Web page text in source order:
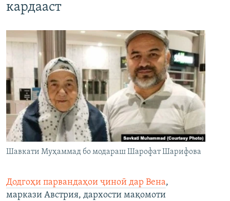
кардааст
Шавкати Муҳаммад бо модараш Шарофат Шарифова
Додгоҳи парвандаҳои ҷиноӣ дар Вена,
маркази Австрия, дархости мақомоти